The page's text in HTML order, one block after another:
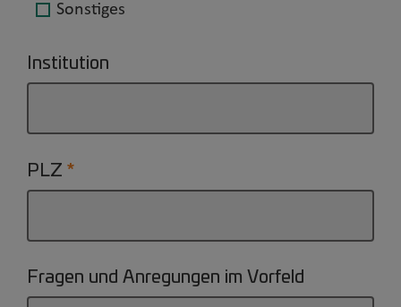
Sonstiges
Institution
PLZ
Fragen und Anregungen im Vorfeld